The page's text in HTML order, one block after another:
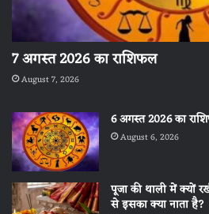
7 अगस्त 2026 का राशिफल
August 7, 2026
6 अगस्त 2026 का
August 6, 2026
पूजा की थाली में क्यों
से इसका क्या नाता है?